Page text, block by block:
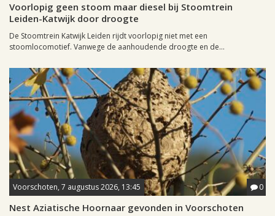
Voorlopig geen stoom maar diesel bij Stoomtrein
Leiden-Katwijk door droogte
De Stoomtrein Katwijk Leiden rijdt voorlopig niet met een
stoomlocomotief. Vanwege de aanhoudende droogte en de...
Voorschoten, 7 augustus 2026, 13:45 0
Nest Aziatische Hoornaar gevonden in Voorschoten